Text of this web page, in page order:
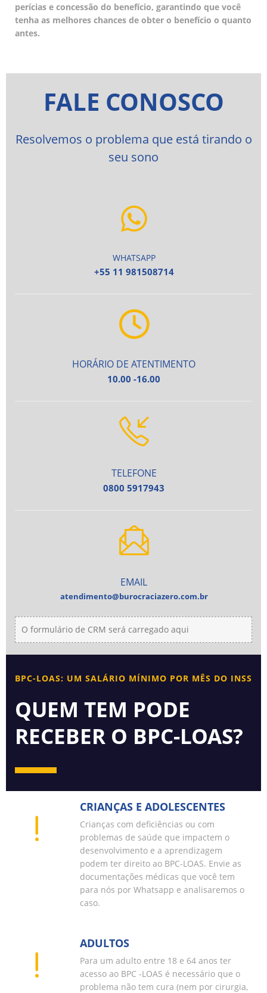
perícias e concessão do benefício, garantindo que você
tenha as melhores chances de obter o benefício o quanto
antes.
O formulário de CRM será carregado aqui
FALE CONOSCO
Resolvemos o problema que está tirando o
seu sono
WHATSAPP
+55 11 981508714
HORÁRIO DE ATENTIMENTO
10.00 -16.00
TELEFONE
0800 5917943
EMAIL
atendimento@burocraciazero.com.br
BPC-LOAS: UM SALÁRIO MÍNIMO POR MÊS DO INSS
QUEM TEM PODE
RECEBER O BPC-LOAS?
CRIANÇAS E ADOLESCENTES
Crianças com deficiências ou com
problemas de saúde que impactem o
desenvolvimento e a aprendizagem
podem ter direito ao BPC-LOAS. Envie as
documentações médicas que você tem
para nós por Whatsapp e analisaremos o
caso.
ADULTOS
Para um adulto entre 18 e 64 anos ter
acesso ao BPC -LOAS é necessário que o
problema não tem cura (nem por cirurgia,